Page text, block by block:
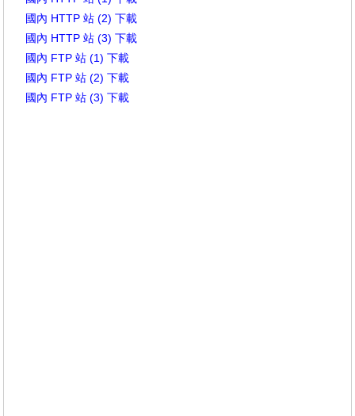
國內 HTTP 站 (2) 下載
國內 HTTP 站 (3) 下載
國內 FTP 站 (1) 下載
國內 FTP 站 (2) 下載
國內 FTP 站 (3) 下載